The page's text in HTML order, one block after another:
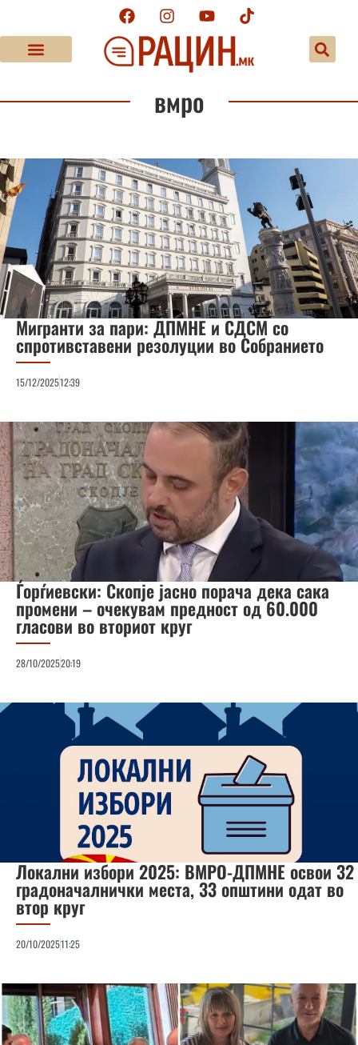
вмро
Мигранти за пари: ДПМНЕ и СДСМ со
спротивставени резолуции во Собранието
15/12/202512:39
Ѓорѓиевски: Скопје јасно порача дека сака
промени – очекувам предност од 60.000
гласови во вториот круг
28/10/202520:19
Локални избори 2025: ВМРО-ДПМНЕ освои 32
градоначалнички места, 33 општини одат во
втор круг
20/10/202511:25